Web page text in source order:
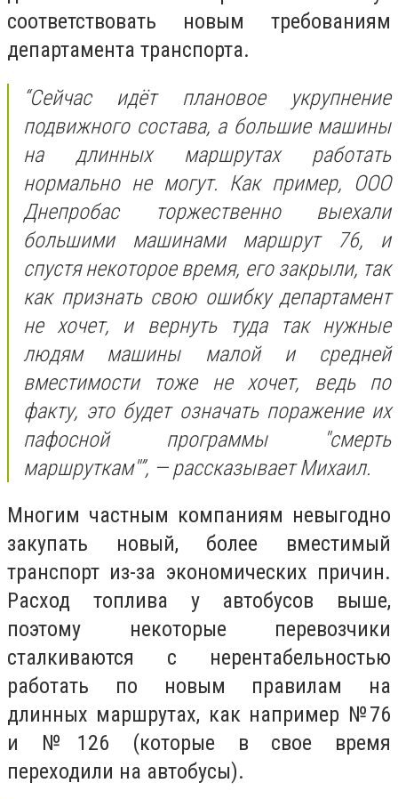
соответствовать новым требованиям
департамента транспорта.
“Сейчас идёт плановое укрупнение
подвижного состава, а большие машины
на длинных маршрутах работать
нормально не могут. Как пример, ООО
Днепробас торжественно выехали
большими машинами маршрут 76, и
спустя некоторое время, его закрыли, так
как признать свою ошибку департамент
не хочет, и вернуть туда так нужные
людям машины малой и средней
вместимости тоже не хочет, ведь по
факту, это будет означать поражение их
пафосной программы "смерть
маршруткам"”, — рассказывает Михаил.
Многим частным компаниям невыгодно
закупать новый, более вместимый
транспорт из-за экономических причин.
Расход топлива у автобусов выше,
поэтому некоторые перевозчики
сталкиваются с нерентабельностью
работать по новым правилам на
длинных маршрутах, как например №76
и №126 (которые в свое время
переходили на автобусы).